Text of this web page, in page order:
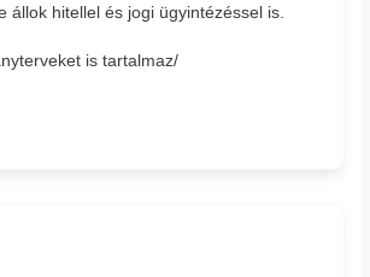
állok hitellel és jogi ügyintézéssel is.
is tartalmaz/